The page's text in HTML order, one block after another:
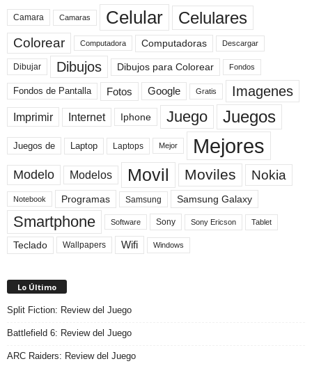
Camara Camaras Celular Celulares
Colorear Computadora Computadoras Descargar
Dibujar Dibujos Dibujos para Colorear Fondos
Fondos de Pantalla Fotos Google Gratis Imagenes
Imprimir Internet Iphone Juego Juegos
Juegos de Laptop Laptops Mejor Mejores
Modelo Modelos Movil Moviles Nokia
Notebook Programas Samsung Samsung Galaxy
Smartphone Software Sony Sony Ericson Tablet
Teclado Wallpapers Wifi Windows
Lo Último
Split Fiction: Review del Juego
Battlefield 6: Review del Juego
ARC Raiders: Review del Juego